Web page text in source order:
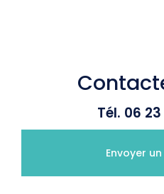
Tél. 06
Envoyer